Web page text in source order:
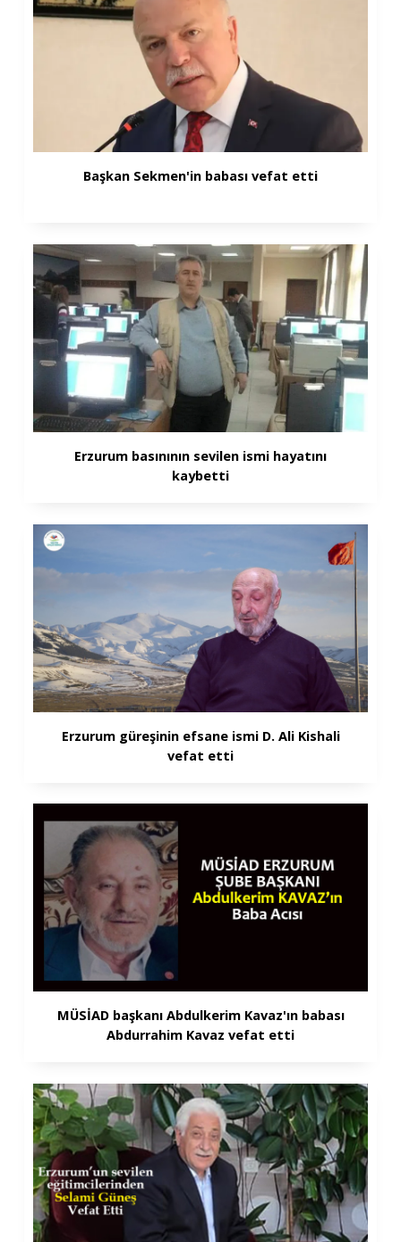
Başkan Sekmen'in babası vefat etti
Erzurum basınının sevilen ismi hayatını
kaybetti
Erzurum güreşinin efsane ismi D. Ali Kishali
vefat etti
MÜSİAD başkanı Abdulkerim Kavaz'ın babası
Abdurrahim Kavaz vefat etti